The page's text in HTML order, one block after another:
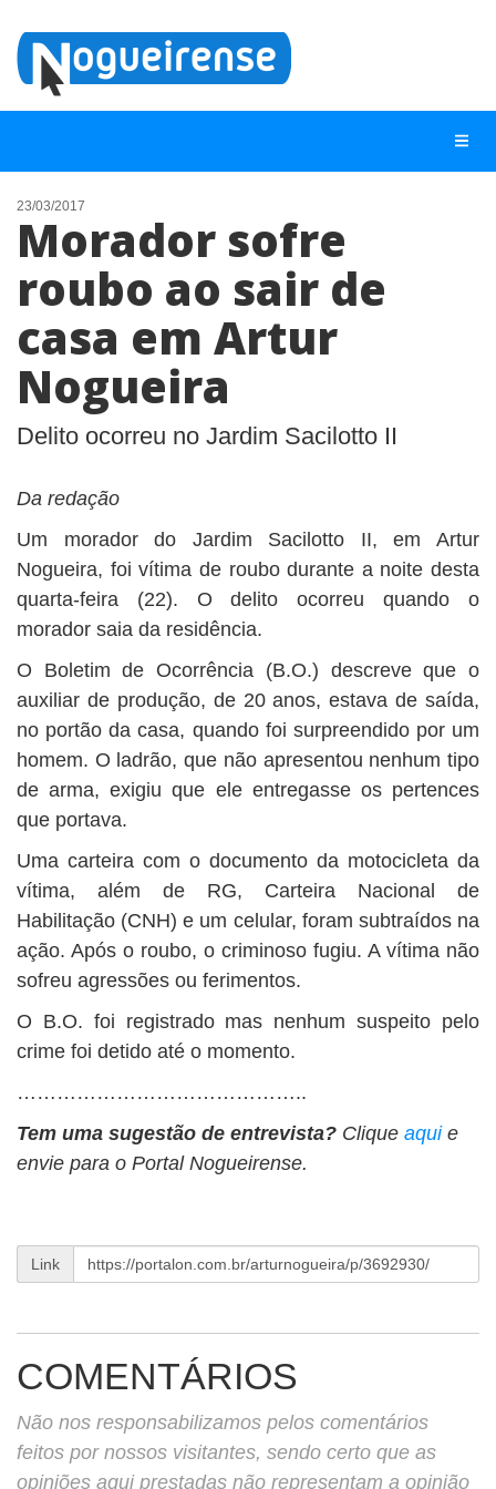
NOTÍCIAS
LISTA DIGITAL
CONTATO
ANUNCIE
23/03/2017
Morador sofre
roubo ao sair de
casa em Artur
Nogueira
Delito ocorreu no Jardim Sacilotto II
Da redação
Um morador do Jardim Sacilotto II, em Artur
Nogueira, foi vítima de roubo durante a noite desta
quarta-feira (22). O delito ocorreu quando o
morador saia da residência.
O Boletim de Ocorrência (B.O.) descreve que o
auxiliar de produção, de 20 anos, estava de saída,
no portão da casa, quando foi surpreendido por um
homem. O ladrão, que não apresentou nenhum tipo
de arma, exigiu que ele entregasse os pertences
que portava.
Uma carteira com o documento da motocicleta da
vítima, além de RG, Carteira Nacional de
Habilitação (CNH) e um celular, foram subtraídos na
ação. Após o roubo, o criminoso fugiu. A vítima não
sofreu agressões ou ferimentos.
O B.O. foi registrado mas nenhum suspeito pelo
crime foi detido até o momento.
……………………………………..
Tem uma sugestão de entrevista? Clique aqui e
envie para o Portal Nogueirense.
Link
COMENTÁRIOS
Não nos responsabilizamos pelos comentários
feitos por nossos visitantes, sendo certo que as
opiniões aqui prestadas não representam a opinião